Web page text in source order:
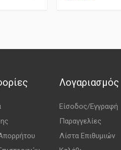
Λογαριασμός
Είσοδος/Εγγραφή
Παραγγελίες
Λίστα Επιθυμιών